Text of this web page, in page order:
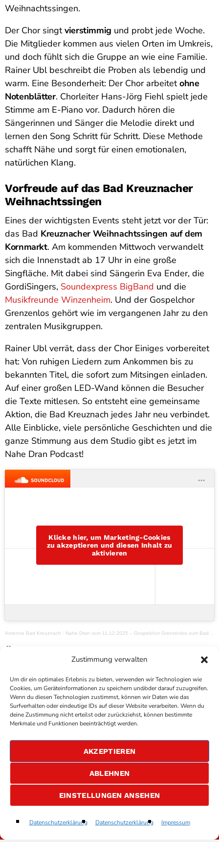
Zustimmung verwalten
Um dir ein optimales Erlebnis zu bieten, verwenden wir Technologien wie
Cookies, um Geräteinformationen zu speichern und/oder darauf zuzugreifen.
Wenn du diesen Technologien zustimmst, können wir Daten wie das
Surfverhalten oder eindeutige IDs auf dieser Website verarbeiten. Wenn du
deine Zustimmung nicht erteilst oder zurückziehst, können bestimmte
Merkmale und Funktionen beeinträchtigt werden.
AKZEPTIEREN
ABLEHNEN
EINSTELLUNGEN ANSEHEN
Datenschutzerklärung Datenschutzerklärung Impressum
play_arrow
Flashback
Weihnachtssingen.
Der Chor singtvierstimmig und probt jede Woche.
Die Mitglieder kommen aus vielen Orten im Umkreis,
und doch fühlt sich die Gruppe an wie eine Familie.
Rainer Ubl beschreibt die Proben als lebendig und
warm. Eine Besonderheit: Der Chor arbeitetohne
Notenblätter. Chorleiter Hans-Jörg Fiehl spielt jede
Stimme am E-Piano vor. Dadurch hören die
Sängerinnen und Sänger die Melodie direkt und
lernen den Song Schritt für Schritt. Diese Methode
schafft Nähe und sorgt für einen emotionalen,
natürlichen Klang.
Vorfreude auf das Bad Kreuznacher
Weihnachtssingen
Eines der wichtigsten Events steht jetzt vor der Tür:
das Bad Kreuznacher Weihnachtssingen auf dem
Kornmarkt. Am kommenden Mittwoch verwandelt
sich die Innenstadt ab 17 Uhr in eine große
Singfläche. Mit dabei sind Sängerin Eva Ender, die
GordiSingers, Soundexpress BigBand und die
Musikfreunde Winzenheim. Und der Gospelchor
Grenzenlos gehört wie im vergangenen Jahr zu den
zentralen Musikgruppen.
Rainer Ubl verrät, dass der Chor Einiges vorbereitet
hat: Von ruhigen Liedern zum Ankommen bis zu
bekannten Titel, die sofort zum Mitsingen einladen.
Auf einer großen LED-Wand können die Besucher
die Texte mitlesen. So entsteht eine gemeinsame
Aktion, die Bad Kreuznach jedes Jahr neu verbindet.
Alle Einblicke, viele persönliche Geschichten und die
ganze Stimmung aus dem Studio gibt es jetzt im
Nahe Dran Podcast!
Klicke hier, um Marketing-Cookies
zu akzeptieren und diesen Inhalt zu
aktivieren
Antenne Bad Kreuznach · Nahe Dran vom 11.12.2025 – Gospelchor Grenzenlos zum Bad Kreuznacher Weihnachtssingen 2025
ANTENNE BAD KREUZNACH - IHR RADIO
ÜBER UNS